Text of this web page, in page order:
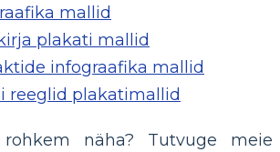
mallid
plakati mallid
infograafika mallid
reeglid plakatimallid
näha? Tutvuge meie